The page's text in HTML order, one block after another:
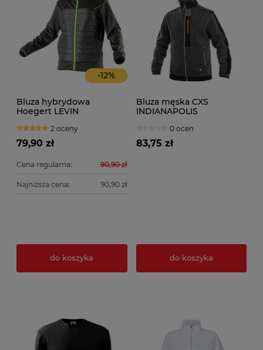
-12%
Bluza hybrydowa
Hoegert LEVIN
2 oceny
79,90 zł
Cena regularna: 90,90 zł
Najniższa cena: 90,90 zł
do koszyka
Bluza męska CXS
INDIANAPOLIS
0 ocen
83,75 zł
do koszyka